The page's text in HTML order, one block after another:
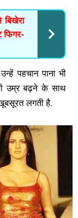
फिगर-
पहचान पाना भी
उम्र बढ़ने के साथ
लगती है.